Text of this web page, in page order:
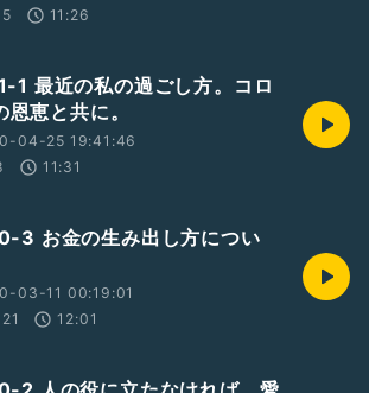
11:26
1 最近の私の過ごし方。コロ
恩恵と共に。
04-25 19:41:46
11:31
3 お金の生み出し方につい
03-11 00:19:01
12:01